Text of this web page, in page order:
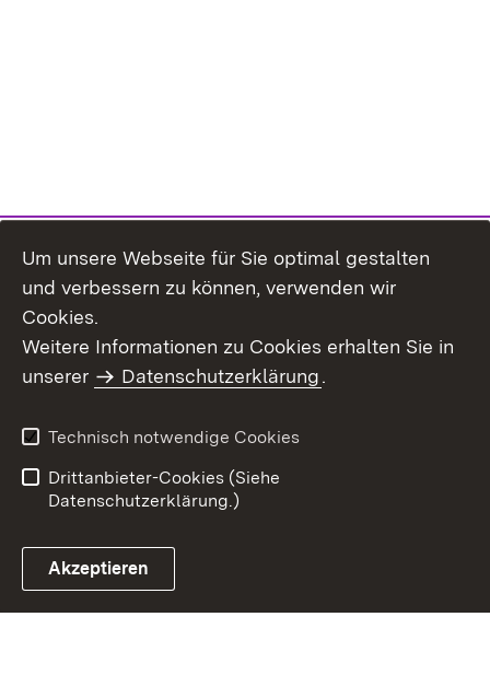
Benutzungshinweise
Erklärung zur
Um unsere Webseite für Sie optimal gestalten
und verbessern zu können, verwenden wir
Cookies.
Weitere Informationen zu Cookies erhalten Sie in
unserer
Datenschutzerklärung.
Technisch notwendige Cookies
Drittanbieter-Cookies (Siehe
Datenschutzerklärung.)
Akzeptieren